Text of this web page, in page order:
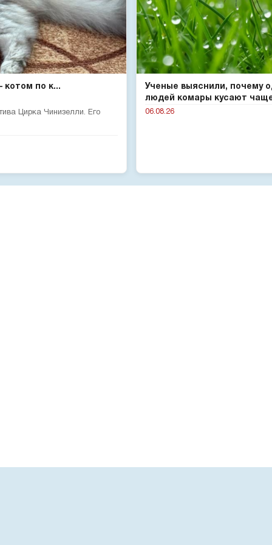
котом по к...
Цирка Чинизелли. Его
Ученые выяснили, почему
людей комары кусают
06.08.26